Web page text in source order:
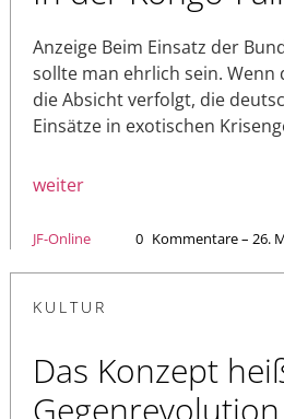
Anzeige Beim Einsatz der
sollte man ehrlich sein. Wenn
die Absicht verfolgt, die
Einsätze in exotischen
weiter
JF-Online 0 Kommentare – 26.
KULTUR
Das Konzept
Gegenrevolution